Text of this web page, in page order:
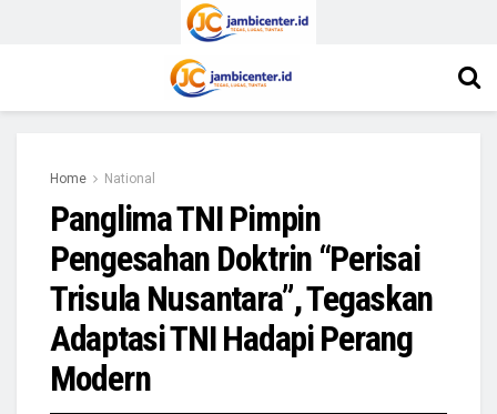
Home National
Panglima TNI Pimpin
Pengesahan Doktrin “Perisai
Trisula Nusantara”, Tegaskan
Adaptasi TNI Hadapi Perang
Modern